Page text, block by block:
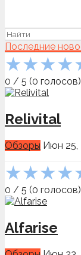
Последние
★★★★
0 / 5 (0 голосов)
Relivital
Обзоры Июн 25,
★★★★
0 / 5 (0 голосов)
Alfarise